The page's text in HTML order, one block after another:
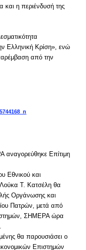
και η περιένδυσή της
Ελληνική Κρίση», ενώ
από την
Επίτιμη
Εθνικού και
Τ. Κατσέλη θα
Οργάνωσης και
Πατρών, μετά από
ΣΗΜΕΡΑ ώρα
θα παρουσιάσει ο
Επιστημών